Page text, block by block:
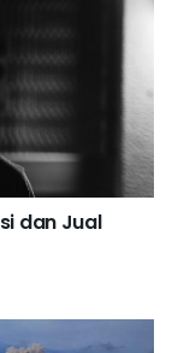
dan Jual